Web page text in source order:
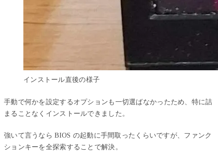
インストール直後の様子
手動で何かを設定するオプションも一切選ばなかったため、特に詰
まることなくインストールできました。
強いて言うなら BIOS の起動に手間取ったくらいですが、ファンク
ションキーを全探索することで解決。